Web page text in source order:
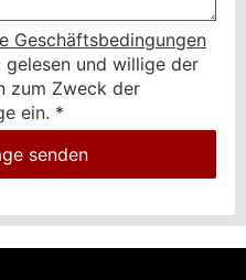
Geschäftsbedingungen
gelesen und willige der
zum Zweck der
ein. *
senden